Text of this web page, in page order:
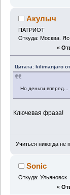
Акулыч
ПАТРИОТ
Откуда: Москва.
«
Цитата: kilimanjaro
Но деньги вперед...
Ключевая фраза!
Учиться никогда не
Sonic
Откуда: Ульяновск
«